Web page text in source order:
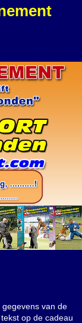
van de
op de cadeau